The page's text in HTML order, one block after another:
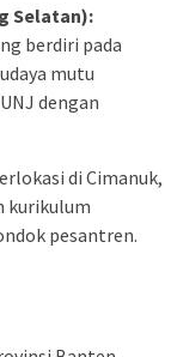
Selatan):
berdiri pada
mutu
dengan
di Cimanuk,
kurikulum
pesantren.